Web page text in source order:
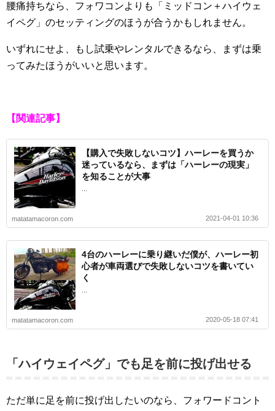
腰痛持ちなら、フォワコンよりも「ミッドコン＋ハイウェ
イペグ」のセッティングのほうが合うかもしれません。
いずれにせよ、もし試乗やレンタルできるなら、まずは乗
ってみたほうがいいと思います。
【関連記事】
【購入で失敗しないコツ】ハーレーを買うか
迷っているなら、まずは「ハーレーの現実」
を知ることが大事
...
matatamacoron.com 2021-04-01 10:36
4台のハーレーに乗り継いだ僕が、ハーレー初
心者が車両選びで失敗しないコツを書いてい
く
...
matatamacoron.com 2020-05-18 07:41
「ハイウェイペグ」でも足を前に投げ出せる
ただ単に足を前に投げ出したいのなら、フォワードコント